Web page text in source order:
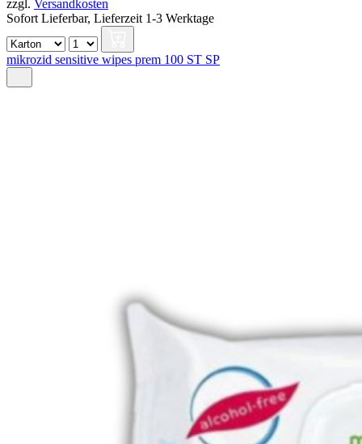
zzgl. Versandkosten
Sofort Lieferbar, Lieferzeit 1-3 Werktage
mikrozid sensitive wipes prem 100 ST SP